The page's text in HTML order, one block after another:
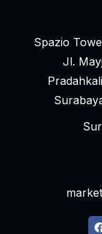
Spazio
Jl.